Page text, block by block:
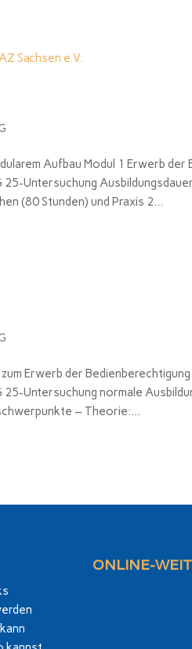
Aufbau Modul 1 Erwerb
Untersuchung
(80 Stunden) und Praxis 2...
Erwerb der
Untersuchung normale
– Theorie:...
ONLINE-